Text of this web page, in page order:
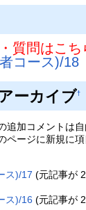
質問はこち
コース)/18
ーカイブ†
追加コメントは
ページに新規に
ス)/17 (元記事が
ス)/16 (元記事が